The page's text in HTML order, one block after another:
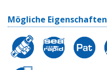
Mögliche Eigenschaften